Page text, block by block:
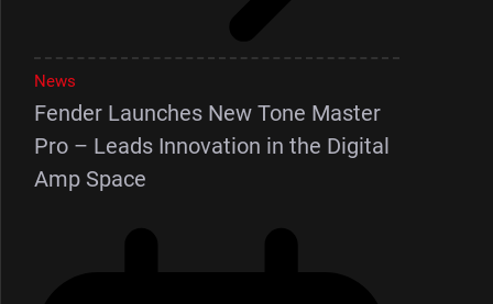
News
Fender Launches New Tone Master
Pro – Leads Innovation in the Digital
Amp Space